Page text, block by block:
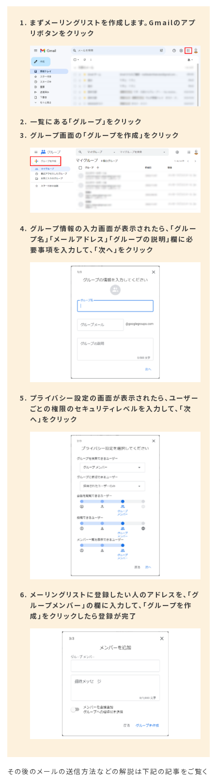
まずメーリングリストを作成します。Gmailのアプ
リボタンをクリック
一覧にある「グループ」をクリック
グループ画面の「グループを作成」をクリック
グループ情報の入力画面が表示されたら、「グルー
プ名」「メールアドレス」「グループの説明」欄に必
要事項を入力して、「次へ」をクリック
プライバシー設定の画面が表示されたら、ユーザー
ごとの権限のセキュリティレベルを入力して、「次
へ」をクリック
メーリングリストに登録したい人のアドレスを、「グ
ループメンバー」の欄に入力して、「グループを作
成」をクリックしたら登録が完了
その後のメールの送信方法などの解説は下記の記事をご覧く